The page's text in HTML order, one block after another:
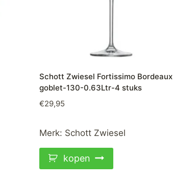
Schott Zwiesel Fortissimo Bordeaux
goblet-130-0.63Ltr-4 stuks
€29,95
Merk: Schott Zwiesel
kopen